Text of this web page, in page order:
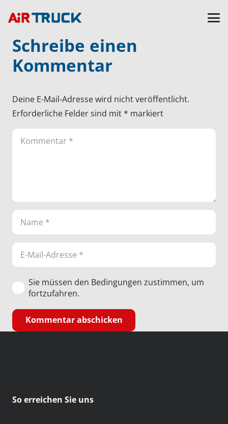
Schreibe einen
Kommentar
Deine E-Mail-Adresse wird nicht veröffentlicht.
Erforderliche Felder sind mit* markiert
Sie müssen den Bedingungen zustimmen, um
fortzufahren.
Kommentar abschicken
So erreichen Sie uns